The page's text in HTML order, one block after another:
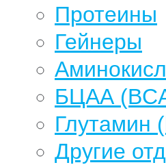
Протеины
Гейнеры
БЦАА
Глутамин
Другие